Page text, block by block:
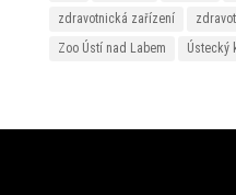
zdravotnická zařízení
Zoo Ústí nad Labem
Ústecký